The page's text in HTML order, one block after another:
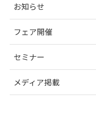
お知らせ
フェア開催
セミナー
メディア掲載